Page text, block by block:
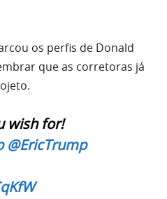
os perfis de Donald
que as corretoras já
wish for!
@EricTrump